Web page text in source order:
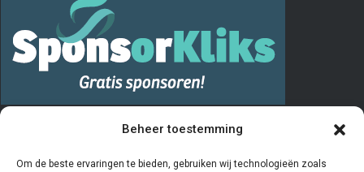
Beheer toestemming
Om de beste ervaringen te bieden, gebruiken wij technologieën zoals
De “Vrienden van” registratie verloopt via het invullen en opsturen van